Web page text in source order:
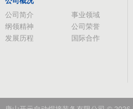
公司简介
事业领域
纲领精神
公司荣誉
发展历程
国际合作